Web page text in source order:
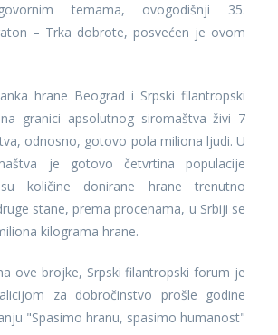
temama, ovogodišnji 35.
– Trka dobrote, posvećen je ovom
hrane Beograd i Srpski filantropski
granici apsolutnog siromaštva živi 7
odnosno, gotovo pola miliona ljudi. U
je gotovo četvrtina populacije
količine donirane hrane trenutno
stane, prema procenama, u Srbiji se
kilograma hrane.
ove brojke, Srpski filantropski forum je
za dobročinstvo prošle godine
"Spasimo hranu, spasimo humanost"